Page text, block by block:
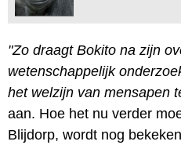
"Zo draagt Bokito na zijn
wetenschappelijk
het welzijn van mensapen
aan. Hoe het nu verder
Blijdorp, wordt nog